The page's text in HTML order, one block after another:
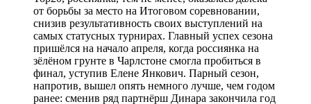
от борьбы за место на Итоговом соревновании,
снизив результативность своих выступлений на
самых статусных турнирах. Главный успех сезона
пришёлся на начало апреля, когда россиянка на
зёлёном грунте в Чарлстоне смогла пробиться в
финал, уступив Елене Янкович. Парный сезон,
напротив, вышел опять немного лучше, чем годом
ранее: сменив ряд партнёрш Динара закончила год